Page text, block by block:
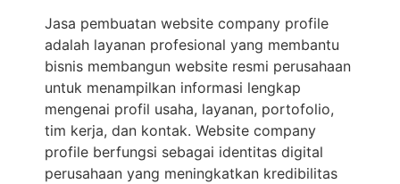
Jasa pembuatan website company profile
adalah layanan profesional yang membantu
bisnis membangun website resmi perusahaan
untuk menampilkan informasi lengkap
mengenai profil usaha, layanan, portofolio,
tim kerja, dan kontak. Website company
profile berfungsi sebagai identitas digital
perusahaan yang meningkatkan kredibilitas